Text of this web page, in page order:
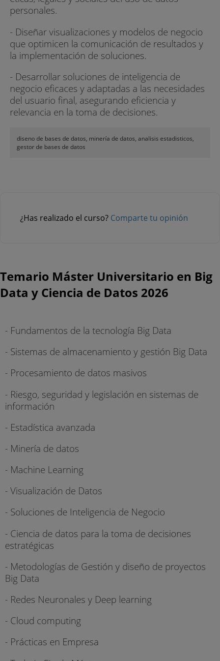
personales.
- Diseñar visualizaciones y modelos de negocio
que optimicen la comunicación de resultados y
la implementación de soluciones.
- Desarrollar soluciones de inteligencia de
negocio eficaces y adaptadas a las necesidades
del usuario final, asegurando eficiencia y
relevancia en la toma de decisiones.
diseno de bases de datos, minería de datos, analisis estadisticos,
gestor de bases de datos
¿Has realizado el curso? Comparte tu opinión
Temario Máster Universitario en Big
Data y Ciencia de Datos 2026
- Fundamentos de la tecnología Big Data
- Sistemas de almacenamiento y gestión Big Data
- Procesamiento de datos masivos
- Riesgo, seguridad y legislación en sistemas de
información
- Estadística avanzada
- Minería de datos
- Machine Learning
- Visualización de Datos
- Soluciones de Inteligencia de Negocio
- Ciencia de datos para la toma de decisiones
estratégicas
- Metodologías de Gestión y diseño de proyectos
Big Data
- Redes Neuronales y Deep learning
- Cloud computing
- Prácticas en Empresa